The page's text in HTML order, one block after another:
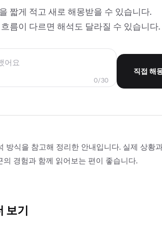
짧게 적고 새로 해몽받을 수 있습니다.
름이 다르면 해석도 달라질 수 있습니다.
0/30
직접 해
방식을 참고해 정리한 안내입니다. 실제 상황
경험과 함께 읽어보는 편이 좋습니다.
보기